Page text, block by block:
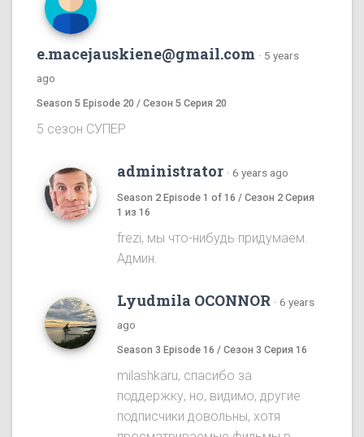
e.macejauskiene@gmail.com · 5 years
ago
Season 5 Episode 20 / Сезон 5 Серия 20
5 сезон СУПЕР
administrator · 6 years ago
Season 2 Episode 1 of 16 / Сезон 2 Серия
1 из 16
frezi, мы что-нибудь придумаем.
Админ.
Lyudmila OCONNOR · 6 years
ago
Season 3 Episode 16 / Сезон 3 Серия 16
milashkaru, спасибо за
поддержку, но, видимо, другие
подписчики довольны, хотя